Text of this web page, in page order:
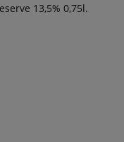
13,5% 0,75l.